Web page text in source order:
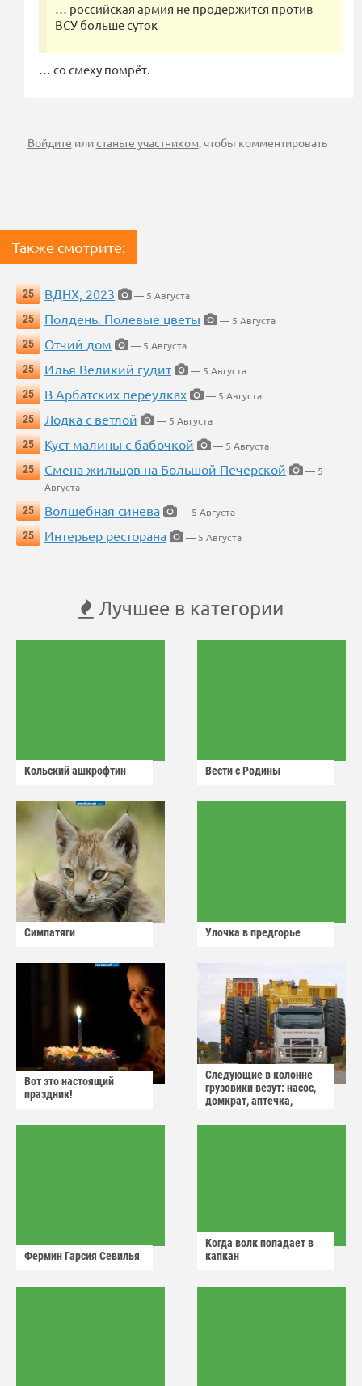
… российская армия не продержится против
ВСУ больше суток
… со смеху помрёт.
Войдите илистаньте участником, чтобы комментировать
Также смотрите:
25 ВДНХ, 2023
— 5 Августа
25
Полдень. Полевые цветы
— 5 Августа
25
Отчий дом
— 5 Августа
25
Илья Великий гудит
— 5 Августа
25
В Арбатских переулках
— 5 Августа
25
Лодка с ветлой
— 5 Августа
25
Куст малины с бабочкой
— 5 Августа
25
Смена жильцов на Большой Печерской
— 5
Августа
25
Волшебная синева
— 5 Августа
25
Интерьер ресторана — 5 Августа
Лучшее в категории
Кольский ашкрофтин Вести с Родины
Симпатяги Улочка в предгорье
Вот это настоящий
праздник!
Следующие в колонне
грузовики везут: насос,
домкрат, аптечка,
Фермин Гарсия Севилья
Когда волк попадает в
капкан